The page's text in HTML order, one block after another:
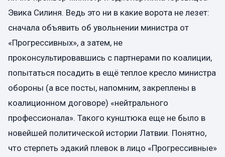
Эвика Силиня. Ведь это ни в какие ворота не лезет:
сначала объявить об увольнении министра от
«Прогрессивных», а затем, не
проконсультировавшись с партнерами по коалиции,
попытаться посадить в ещё теплое кресло министра
обороны (а все посты, напомним, закреплены в
коалиционном договоре) «нейтрального
профессионала». Такого кунштюка еще не было в
новейшей политической истории Латвии. Понятно,
что стерпеть эдакий плевок в лицо «Прогрессивные»